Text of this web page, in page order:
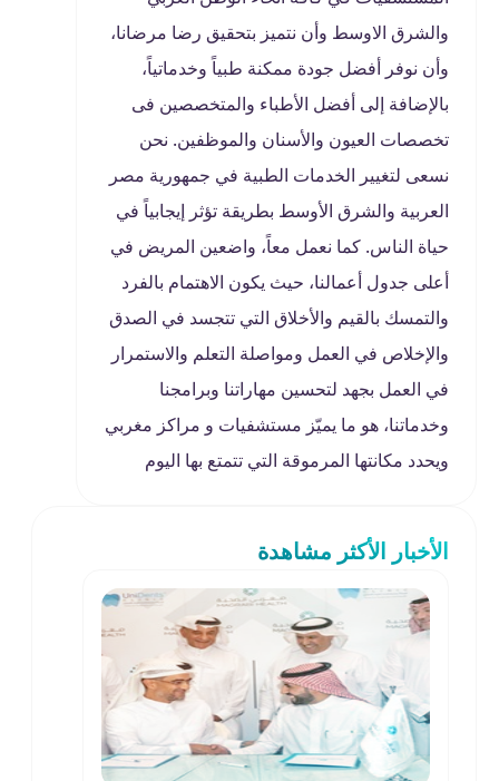
والشرق الاوسط وأن نتميز بتحقيق رضا مرضانا،
وأن نوفر أفضل جودة ممكنة طبياً وخدماتياً،
بالإضافة إلى أفضل الأطباء والمتخصصين فى
تخصصات العيون والأسنان والموظفين. نحن
نسعى لتغيير الخدمات الطبية في جمهورية مصر
العربية والشرق الأوسط بطريقة تؤثر إيجابياً في
حياة الناس. كما نعمل معاً، واضعين المريض في
أعلى جدول أعمالنا، حيث يكون الاهتمام بالفرد
والتمسك بالقيم والأخلاق التي تتجسد في الصدق
والإخلاص في العمل ومواصلة التعلم والاستمرار
في العمل بجهد لتحسين مهاراتنا وبرامجنا
وخدماتنا، هو ما يميّز مستشفيات و مراكز مغربي
ويحدد مكانتها المرموقة التي تتمتع بها اليوم
الأخبار الأكثر مشاهدة